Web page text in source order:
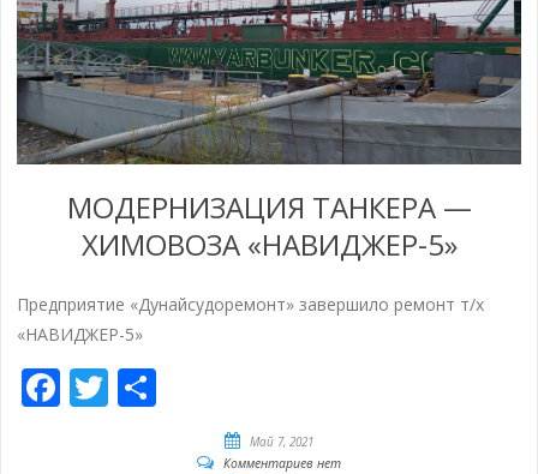
МОДЕРНИЗАЦИЯ ТАНКЕРА —
ХИМОВОЗА «НАВИДЖЕР-5»
Предприятие «Дунайсудоремонт» завершило ремонт т/х
«НАВИДЖЕР-5»
Facebook
Twitter
Май 7, 2021
Комментариев нет